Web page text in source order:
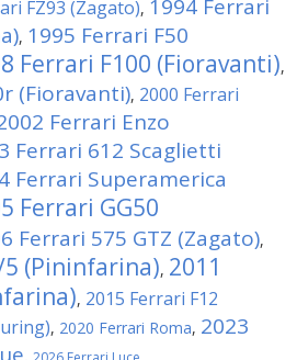
FZ93 (Zagato), 1994 Ferrari
, 1995 Ferrari F50
Ferrari F100 (Fioravanti),
(Fioravanti), 2000 Ferrari
Ferrari Enzo
Ferrari 612 Scaglietti
Ferrari Superamerica
Ferrari GG50
Ferrari 575 GTZ (Zagato),
(Pininfarina), 2011
, 2015 Ferrari F12
, 2020 Ferrari Roma, 2023